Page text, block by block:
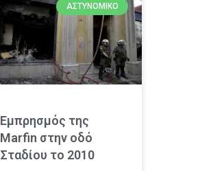
ΑΣΤΥΝΟΜΙΚΌ
Εμπρησμός της
Marfin στην οδό
Σταδίου το 2010